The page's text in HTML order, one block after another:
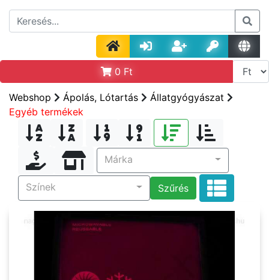
0 Ft
Webshop Ápolás, Lótartás
Állatgyógyászat
Egyéb termékek
Márka
Színek Szűrés